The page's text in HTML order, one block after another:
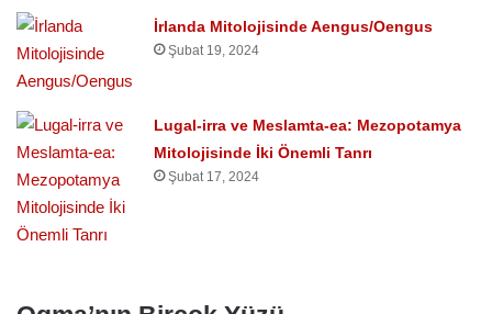
İrlanda Mitolojisinde Aengus/Oengus
Şubat 19, 2024
Lugal-irra ve Meslamta-ea: Mezopotamya
Mitolojisinde İki Önemli Tanrı
Şubat 17, 2024